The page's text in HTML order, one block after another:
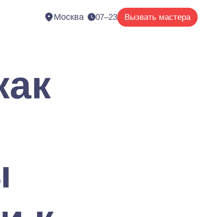
Москва 07–23 Вызвать мастера